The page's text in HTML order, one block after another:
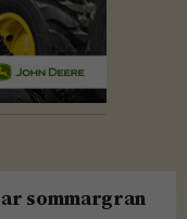
sommargran